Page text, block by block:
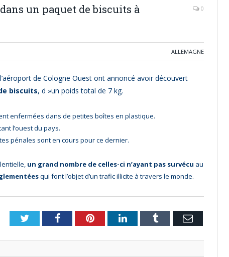
un paquet de biscuits à
0
ALLEMAGNE
de Cologne Ouest ont annoncé avoir découvert
biscuits, d »un poids total de 7 kg.
enfermées dans de petites boîtes en plastique.
l’ouest du pays.
pénales sont en cours pour ce dernier.
un grand nombre de celles-ci n’ayant pas survécu au
qui font l’objet d’un trafic illicite à travers le monde.
TwitterFacebookPinterestLinkedInTumblr Email